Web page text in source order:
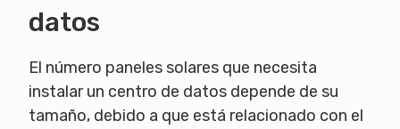
datos
El número paneles solares que necesita
instalar un centro de datos depende de su
tamaño, debido a que está relacionado con el